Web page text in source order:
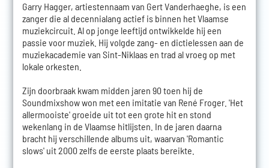
Garry Hagger, artiestennaam van Gert Vanderhaeghe, is een
zanger die al decennialang actief is binnen het Vlaamse
muziekcircuit. Al op jonge leeftijd ontwikkelde hij een
passie voor muziek. Hij volgde zang- en dictielessen aan de
muziekacademie van Sint-Niklaas en trad al vroeg op met
lokale orkesten.
Zijn doorbraak kwam midden jaren 90 toen hij de
Soundmixshow won met een imitatie van René Froger. 'Het
allermooiste' groeide uit tot een grote hit en stond
wekenlang in de Vlaamse hitlijsten. In de jaren daarna
bracht hij verschillende albums uit, waarvan 'Romantic
slows' uit 2000 zelfs de eerste plaats bereikte.